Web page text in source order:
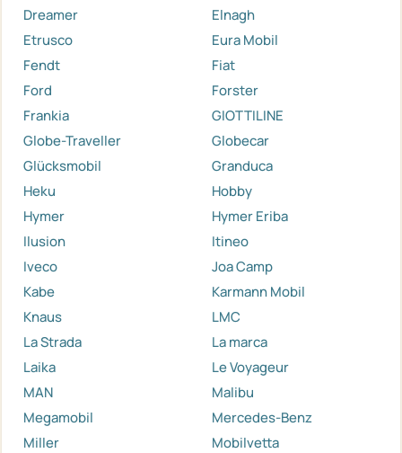
Dreamer
Elnagh
Etrusco
Eura Mobil
Fendt
Fiat
Ford
Forster
Frankia
GIOTTILINE
Globe-Traveller
Globecar
Glücksmobil
Granduca
Heku
Hobby
Hymer
Hymer Eriba
Ilusion
Itineo
Iveco
Joa Camp
Kabe
Karmann Mobil
Knaus
LMC
La Strada
La marca
Laika
Le Voyageur
MAN
Malibu
Megamobil
Mercedes-Benz
Miller
Mobilvetta